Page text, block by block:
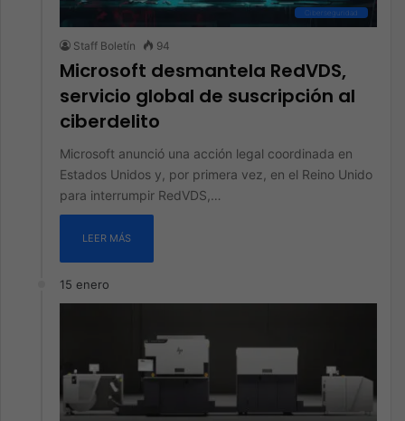
Ciberseguridad
Staff Boletín 94
Microsoft desmantela RedVDS,
servicio global de suscripción al
ciberdelito
Microsoft anunció una acción legal coordinada en
Estados Unidos y, por primera vez, en el Reino Unido
para interrumpir RedVDS,…
LEER MÁS
15 enero